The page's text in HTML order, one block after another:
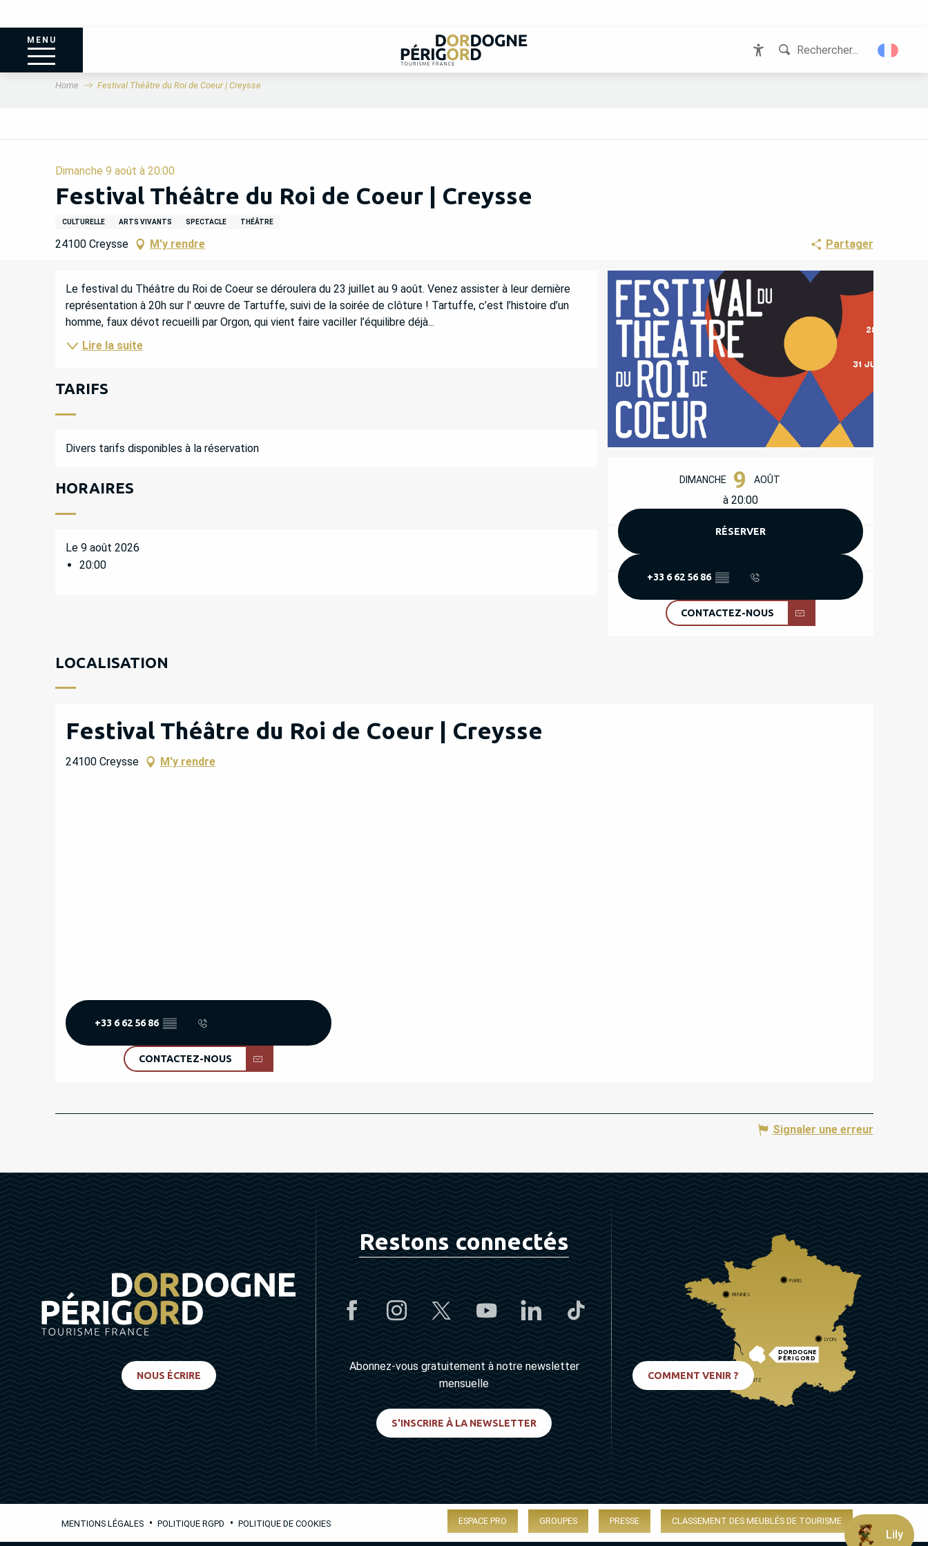
MENU
Rechercher...
Home Festival Théâtre du Roi de Coeur | Creysse
Dimanche 9 août à 20:00
Festival Théâtre du Roi de Coeur | Creysse
CULTURELLE ARTS VIVANTS SPECTACLE THÉÂTRE
24100 Creysse M'y rendre Partager
OUVERTURE ET
DIMANCHE 9 AOÛT
à 20:00
RÉSERVER
+33 6 62 56 86 ▒▒
CONTACTEZ-NOUS
DESCRIPTION
Le festival du Théâtre du Roi de Coeur se déroulera du 23 juillet au 9 août. Venez assister à leur dernière
représentation à 20h sur l' œuvre de Tartuffe, suivi de la soirée de clôture ! Tartuffe, c’est l’histoire d’un
homme, faux dévot recueilli par Orgon, qui vient faire vaciller l’équilibre déjà...
Lire la suite
TARIFS
Divers tarifs disponibles à la réservation
HORAIRES
Le 9 août 2026
20:00
LOCALISATION
Festival Théâtre du Roi de Coeur | Creysse
24100 Creysse M'y rendre
+33 6 62 56 86 ▒▒
CONTACTEZ-NOUS
Signaler une erreur
NOUS ÉCRIRE
Restons connectés
Abonnez-vous gratuitement à notre newsletter
mensuelle
S'INSCRIRE À LA NEWSLETTER
DORDOGNE
PÉRIGORD
PARIS
RENNES
LYON
BIARRITZ
COMMENT VENIR ?
MENTIONS LÉGALES • POLITIQUE RGPD • POLITIQUE DE COOKIES ESPACE PRO GROUPES PRESSE CLASSEMENT DES MEUBLÉS DE TOURISME
Lily